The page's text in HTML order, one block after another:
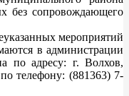
без сопровождающего
мероприятий
в администрации
по адресу: г. Волхов,
телефону: (881363) 7-